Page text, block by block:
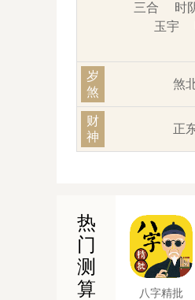
三合
时
玉宇
岁
煞
煞
财
神
正
热
门
测
算
八字精批